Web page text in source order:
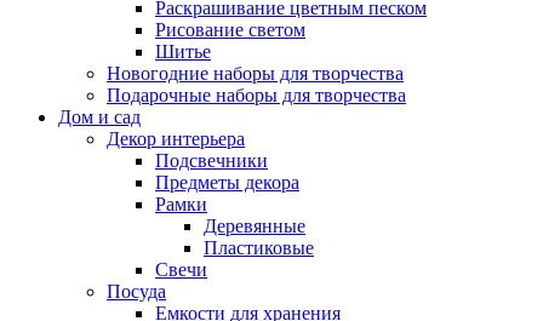
Раскрашивание цветным песком
Рисование светом
Шитье
Новогодние наборы для творчества
Подарочные наборы для творчества
Дом и сад
Декор интерьера
Подсвечники
Предметы декора
Рамки
Деревянные
Пластиковые
Свечи
Посуда
Емкости для хранения